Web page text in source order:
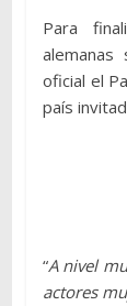
Para
oficial el
país
“A nivel
actores